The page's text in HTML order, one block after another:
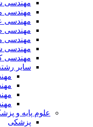
مهندسی
مهندسی
مهندسی
مهندسی صنایع
مهندسی
مهندسی
مهندسی
سایر رشته
علوم پایه و پزشکی
پزشکی